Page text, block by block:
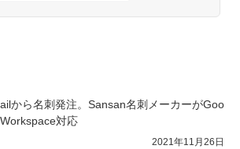
から名刺発注。Sansan名刺メーカーがGoo
対応
2021年11月26日